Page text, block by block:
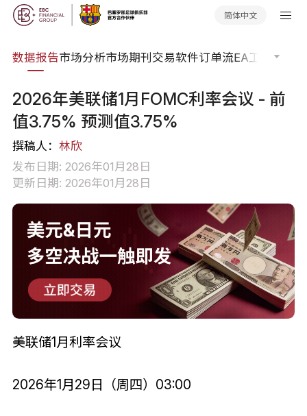
简体中文
数据报告市场分析市场期刊交易软件订单流EA工具库
2026年美联储1月FOMC利率会议 - 前
值3.75% 预测值3.75%
撰稿人： 林欣
发布日期: 2026年01月28日
更新日期: 2026年01月28日
美联储1月利率会议
2026年1月29日（周四）03:00